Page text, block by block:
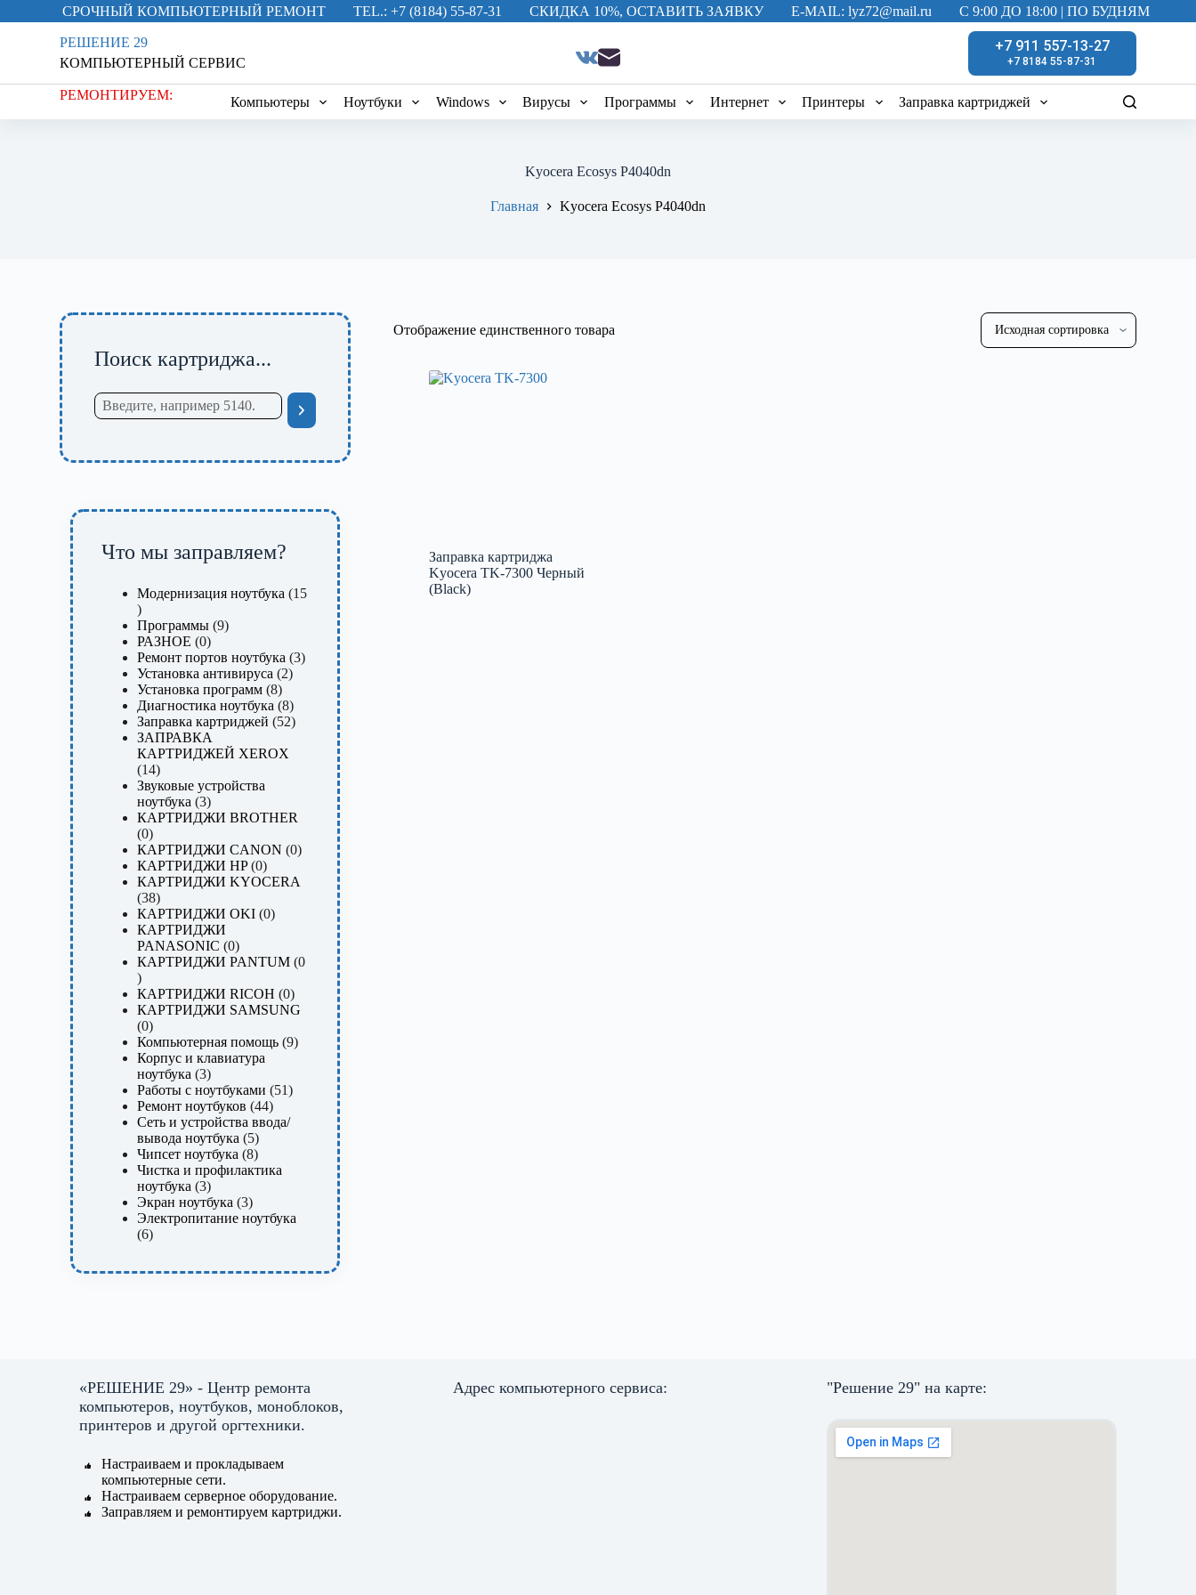
й
СРОЧНЫЙ КОМПЬЮТЕРНЫЙ РЕМОНТ TEL.: +7 (8184) 55-87-31 СКИДКА 10%, ОСТАВИТЬ ЗАЯВКУ E-MAIL: lyz72@mail.ru C 9:00 ДО 18:00 | ПО БУДНЯМ
РЕШЕНИЕ 29
КОМПЬЮТЕРНЫЙ СЕРВИС
+7 911 557-13-27
+7 8184 55-87-31
РЕМОНТИРУЕМ: Компьютеры Ноутбуки Windows Вирусы Программы Интернет Принтеры Заправка картриджей
Kyocera Ecosys P4040dn
Главная Kyocera Ecosys P4040dn
Отображение единственного товара
Заправка картриджа
Kyocera TK-7300 Черный
(Black)
Поиск картриджа...
Что мы заправляем?
Модернизация ноутбука
15
15
товаров
Программы 99
РАЗНОЕ 00
товаров
Ремонт портов ноутбука 33
товара
Установка антивируса 22
Установка программ 88
товаров
Диагностика ноутбука 88
товаров
Заправка картриджей 5252
ЗАПРАВКА
КАРТРИДЖЕЙ XEROX
1414
товаров
Звуковые устройства
ноутбука
33
товара
КАРТРИДЖИ BROTHER
00
товаров
КАРТРИДЖИ CANON 00
товаров
КАРТРИДЖИ HP 00
товаров
КАРТРИДЖИ KYOCERA
3838
товаров
КАРТРИДЖИ OKI 00
КАРТРИДЖИ
PANASONIC
00
товаров
КАРТРИДЖИ PANTUM 0
0
товаров
КАРТРИДЖИ RICOH 00
товаров
КАРТРИДЖИ SAMSUNG
00
товаров
Компьютерная помощь 99
товаров
Корпус и клавиатура
ноутбука
33
товара
Работы с ноутбуками 5151
Ремонт ноутбуков 4444
товара
Сеть и устройства ввода/
вывода ноутбука
55
товаров
Чипсет ноутбука 88
товаров
Чистка и профилактика
ноутбука
33
товара
Экран ноутбука 33
товара
Электропитание ноутбука
66
«РЕШЕНИЕ 29» - Центр ремонта
компьютеров, ноутбуков, моноблоков,
принтеров и другой оргтехники.
Настраиваем и прокладываем
компьютерные сети.
Настраиваем серверное оборудование.
Заправляем и ремонтируем картриджи.
Адрес компьютерного сервиса: "Решение 29" на карте: